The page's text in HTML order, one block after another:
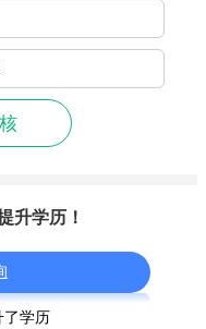
升学历！
了学历